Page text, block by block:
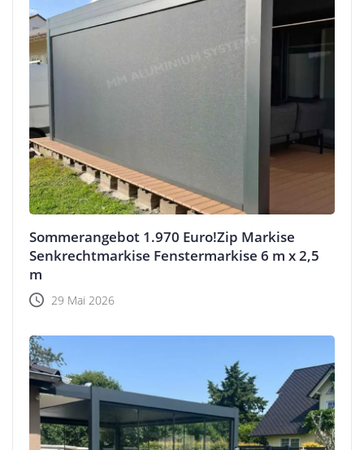
Sommerangebot 1.970 Euro!Zip Markise
Senkrechtmarkise Fenstermarkise 6 m x 2,5
m
29 Mai 2026